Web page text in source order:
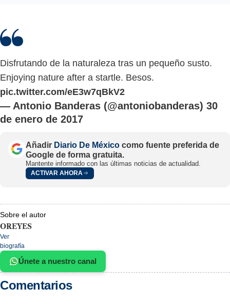
Disfrutando de la naturaleza tras un pequeño susto.
Enjoying nature after a startle. Besos.
pic.twitter.com/eE3w7qBkV2
— Antonio Banderas (@antoniobanderas) 30
de enero de 2017
Añadir Diario De México como fuente preferida de
Google de forma gratuita.
Mantente informado con las últimas noticias de actualidad.
ACTIVAR AHORA
Sobre el autor
OREYES
Ver
biografía
Únete a nuestro canal
Comentarios